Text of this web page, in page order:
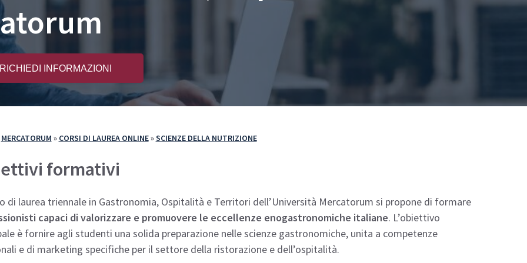
Iscriversi
e Lode
60 CFU per l’Insegnamento
per il Sostegno
RICHIEDI INFORMAZIONI
MERCATORUM » CORSI DI LAUREA ONLINE»SCIENZE DELLA NUTRIZIONE
formativi
di laurea triennale in Gastronomia, Ospitalità e Territori dell’Università Mercatorum si propone di formare
capaci di valorizzare e promuovere le eccellenze enogastronomiche italiane. L’obiettivo
è fornire agli studenti una solida preparazione nelle scienze gastronomiche, unita a competenze
e di marketing specifiche per il settore della ristorazione e dell’ospitalità.